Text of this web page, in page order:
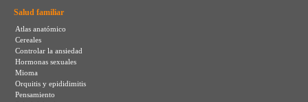
Salud familiar
Atlas anatómico
Cereales
Controlar la ansiedad
Hormonas sexuales
Mioma
Orquitis y epididimitis
Pensamiento